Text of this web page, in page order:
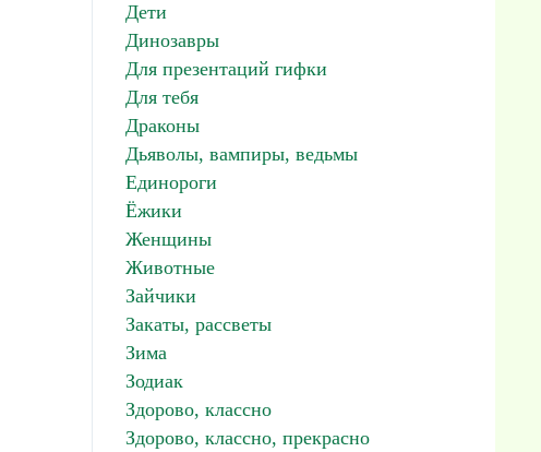
Дети
Динозавры
Для презентаций гифки
Для тебя
Драконы
Дьяволы, вампиры, ведьмы
Единороги
Ёжики
Женщины
Животные
Зайчики
Закаты, рассветы
Зима
Зодиак
Здорово, классно
Здорово, классно, прекрасно